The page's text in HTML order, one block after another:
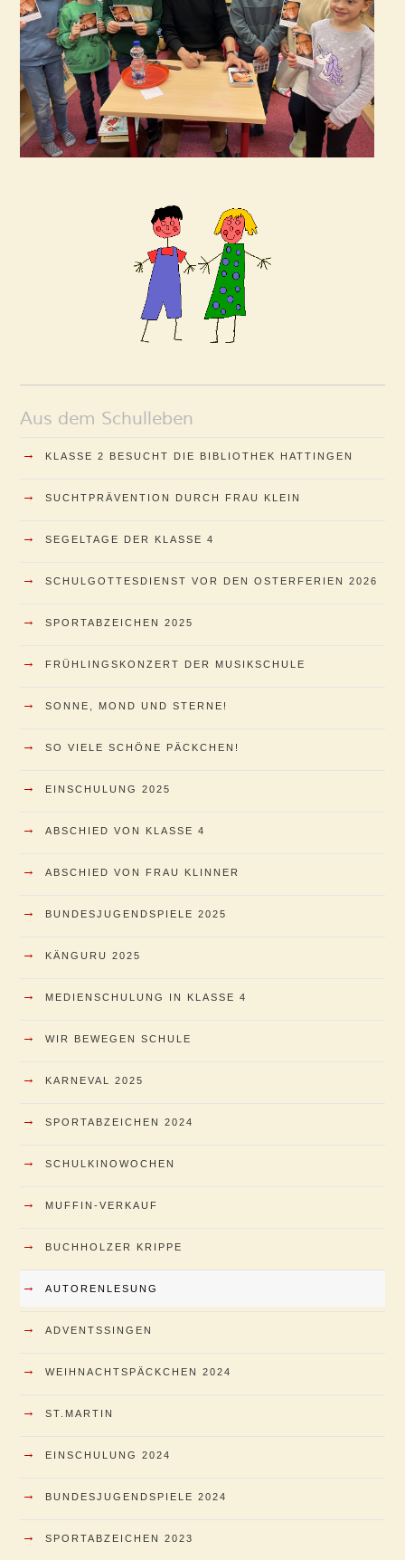
Aus dem Schulleben
→ KLASSE 2 BESUCHT DIE BIBLIOTHEK HATTINGEN
→ SUCHTPRÄVENTION DURCH FRAU KLEIN
→ SEGELTAGE DER KLASSE 4
→ SCHULGOTTESDIENST VOR DEN OSTERFERIEN 2026
→ SPORTABZEICHEN 2025
→ FRÜHLINGSKONZERT DER MUSIKSCHULE
→ SONNE, MOND UND STERNE!
→ SO VIELE SCHÖNE PÄCKCHEN!
→ EINSCHULUNG 2025
→ ABSCHIED VON KLASSE 4
→ ABSCHIED VON FRAU KLINNER
→ BUNDESJUGENDSPIELE 2025
→ KÄNGURU 2025
→ MEDIENSCHULUNG IN KLASSE 4
→ WIR BEWEGEN SCHULE
→ KARNEVAL 2025
→ SPORTABZEICHEN 2024
→ SCHULKINOWOCHEN
→ MUFFIN-VERKAUF
→ BUCHHOLZER KRIPPE
→ AUTORENLESUNG
→ ADVENTSSINGEN
→ WEIHNACHTSPÄCKCHEN 2024
→ ST.MARTIN
→ EINSCHULUNG 2024
→ BUNDESJUGENDSPIELE 2024
→ SPORTABZEICHEN 2023